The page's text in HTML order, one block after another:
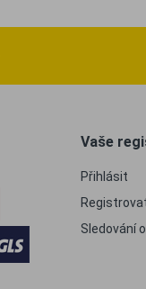
Vaše
Přihlásit
Sledování